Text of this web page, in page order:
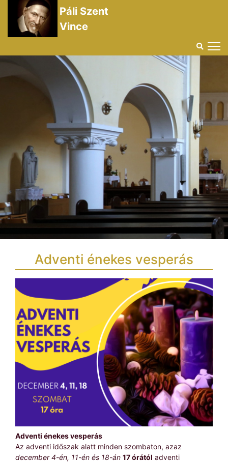
Páli Szent
Vince
Adventi énekes vesperás
Adventi énekes vesperás
Az adventi időszak alatt minden szombaton, azaz
december 4-én, 11-én és 18-án 17 órától adventi